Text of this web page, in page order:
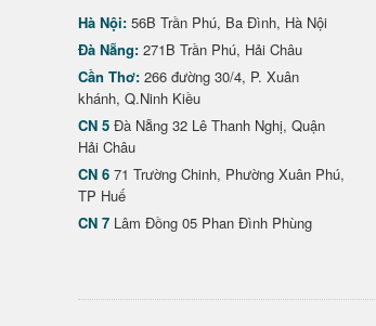
Hà Nội: 56B Trần Phú, Ba Đình, Hà Nội
Đà Nẵng: 271B Trần Phú, Hải Châu
Cần Thơ: 266 đường 30/4, P. Xuân
khánh, Q.Ninh Kiều
CN 5 Đà Nẵng 32 Lê Thanh Nghị, Quận
Hải Châu
CN 6 71 Trường Chinh, Phường Xuân Phú,
TP Huế
CN 7 Lâm Đồng 05 Phan Đình Phùng